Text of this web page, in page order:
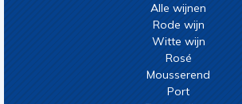
Alle wijnen
Rode wijn
Witte wijn
Rosé
Mousserend
Port